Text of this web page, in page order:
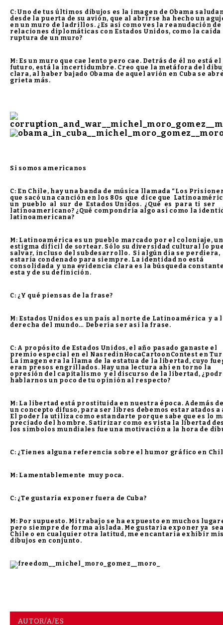
C: Uno de tus últimos dibujos es la imagen de Obama
desde la puerta de su avión, que al abrirse ha hecho un
en un muro de ladrillos. ¿Es así como ves la reanudación de
relaciones diplomáticas con Estados Unidos, como la caída
ruptura de un muro?
M: Es un muro que cae lento pero cae. Detrás de él no está el
futuro, está la incertidumbre. Creo que la metáfora del
clara, al haber bajado Obama de aquel avión en Cuba se
grieta más.
Si somos americanos
C: En Chile, hay una banda de música llamada “Los
que sacó una canción en los 80s que dice que
un pueblo al sur de Estados Unidos. ¿Qué es para ti ser
latinoamericano? ¿Qué compondría algo así como la
latinoamericana?
M: Latinoamérica es un pueblo marcado por el coloniaje, un
estigma difícil de sortear. Sólo su diversidad cultural lo
salvar, incluso del subdesarrollo. Si algún día se perdiera,
estaría condenado para siempre. La identidad no está
consolidada y una evidencia clara es la búsqueda
esta y de su definición.
C: ¿Y qué piensas de la frase?
M: Estados Unidos es un país al norte de Latinoamérica y a
derecha del mundo… Debería ser así la frase.
C: A propósito de Estados Unidos, el año pasado ganaste el
premio especial en el NasredinHocaCartoonContest en
La imagen era la llama de la estatua de la libertad, cuyo
eran presos engrillados. Hay una lectura ahí en torno la
opresión del capitalismo y el discurso de la libertad,
hablarnos un poco de tu opinión al respecto?
M: La libertad está prostituida en nuestra época. Además
un concepto difuso, para ser libres debemos estar atados a
El poder la utiliza como estandarte porque sabe que es lo
preciado del hombre. Satirizar como es vista la libertad
los símbolos mundiales fue una motivación a la hora de
C: ¿Tienes alguna referencia sobre el humor gráfico en
M: Lamentablemente muy poca.
C: ¿Te gustaría exponer fuera de Cuba?
M: Por supuesto. Mi trabajo se ha expuesto en muchos
pero siempre de forma aislada. Me gustaría exponer ya
Chile o en cualquier otra latitud, me encantaría exhibir
dibujos en conjunto.
AUTOR/A/ES